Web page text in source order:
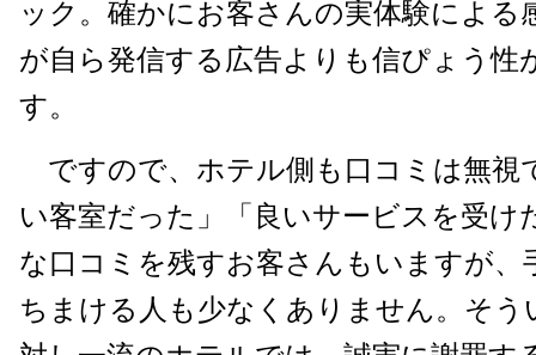
ック。確かにお客さんの実体験による
が自ら発信する広告よりも信ぴょう性
す。
ですので、ホテル側も口コミは無視
い客室だった」「良いサービスを受け
な口コミを残すお客さんもいますが、
ちまける人も少なくありません。そ